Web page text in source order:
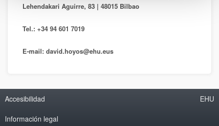
Lehendakari Aguirre, 83 | 48015 Bilbao
Tel.: +34 94 601 7019
E-mail: david.hoyos@ehu.eus
Accesibilidad
Información legal
EHU